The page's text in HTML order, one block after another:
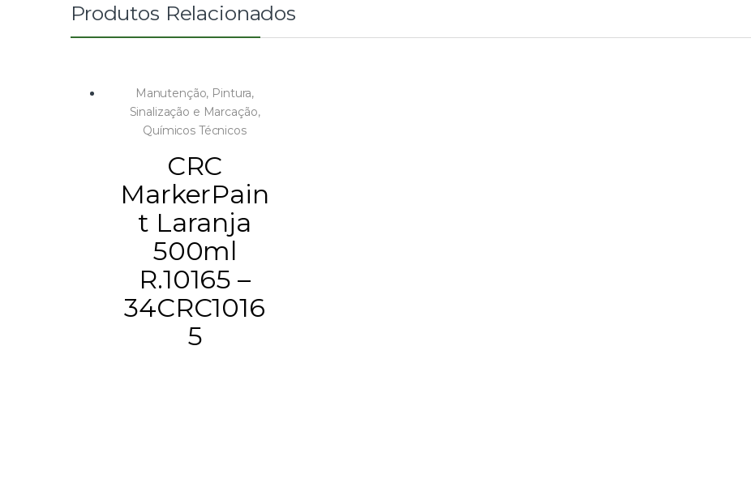
Produtos Relacionados
Manutenção, Pintura,
Sinalização e Marcação,
Químicos Técnicos
CRC
MarkerPain
t Laranja
500ml
R.10165 –
34CRC1016
5